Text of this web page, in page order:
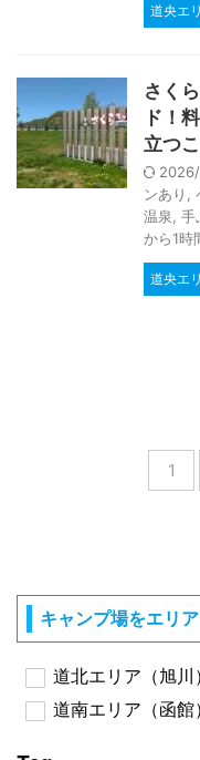
道央エ
さく
ド！
立つ
ンあり
温泉
手
から1時
道央エ
1
キャンプ場をエリ
道北エリア（旭川）
道南エリア（函館）